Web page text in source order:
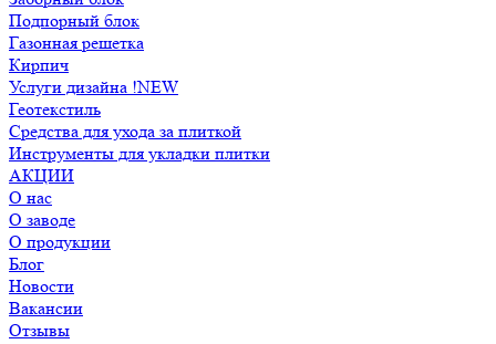
Подпорный блок
Газонная решетка
Кирпич
Услуги дизайна !NEW
Геотекстиль
Средства для ухода за плиткой
Инструменты для укладки плитки
АКЦИИ
О нас
О заводе
О продукции
Блог
Новости
Вакансии
Отзывы